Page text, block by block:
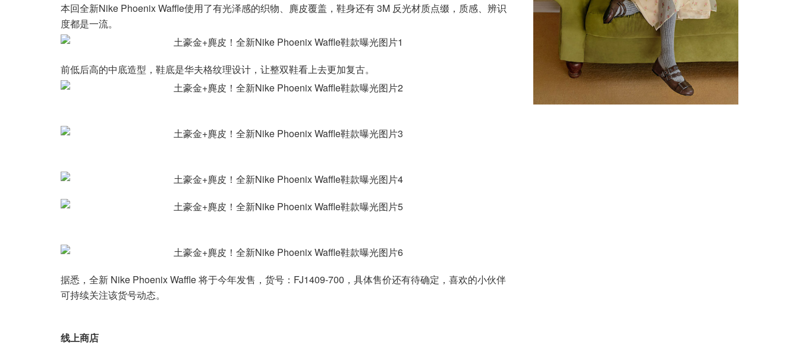
本回全新Nike Phoenix Waffle使用了有光泽感的织物、麂皮覆盖，鞋身还有 3M 反光材质点缀，质感、辨识
度都是一流。
前低后高的中底造型，鞋底是华夫格纹理设计，让整双鞋看上去更加复古。
据悉，全新 Nike Phoenix Waffle 将于今年发售，货号：FJ1409-700，具体售价还有待确定，喜欢的小伙伴
可持续关注该货号动态。
线上商店